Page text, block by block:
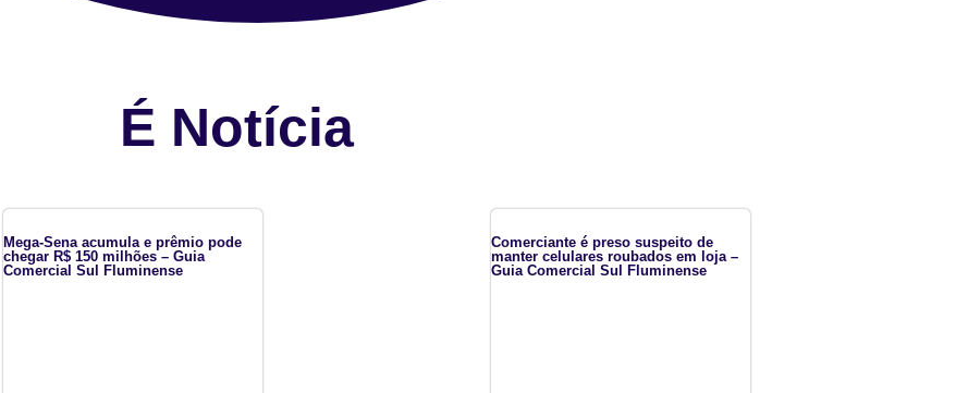
É Notícia
Mega-Sena acumula e prêmio pode
chegar R$ 150 milhões – Guia
Comercial Sul Fluminense
Comerciante é preso suspeito de
manter celulares roubados em loja –
Guia Comercial Sul Fluminense